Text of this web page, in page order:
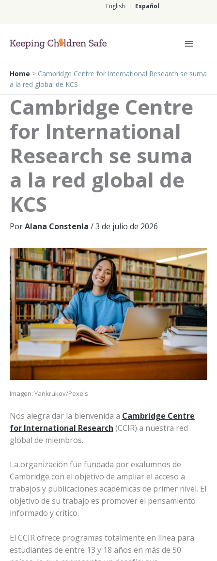
English Español
Home > Cambridge Centre for International Research se suma
a la red global de KCS
Cambridge Centre
for International
Research se suma
a la red global de
KCS
PorAlana Constenla /3 de julio de 2026
Imagen: Yankrukov/Pexels
Nos alegra dar la bienvenida a Cambridge Centre
for International Research (CCIR) a nuestra red
global de miembros.
La organización fue fundada por exalumnos de
Cambridge con el objetivo de ampliar el acceso a
trabajos y publicaciones académicas de primer nivel. El
objetivo de su trabajo es promover el pensamiento
informado y crítico.
El CCIR ofrece programas totalmente en línea para
estudiantes de entre 13 y 18 años en más de 50